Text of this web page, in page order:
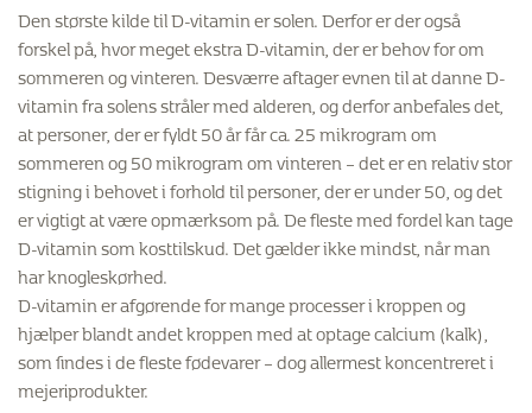
Den største kilde til D-vitamin er solen. Derfor er der også
forskel på, hvor meget ekstra D-vitamin, der er behov for om
sommeren og vinteren. Desværre aftager evnen til at danne D-
vitamin fra solens stråler med alderen, og derfor anbefales det,
at personer, der er fyldt 50 år får ca. 25 mikrogram om
sommeren og 50 mikrogram om vinteren – det er en relativ stor
stigning i behovet i forhold til personer, der er under 50, og det
er vigtigt at være opmærksom på. De fleste med fordel kan tage
D-vitamin som kosttilskud. Det gælder ikke mindst, når man
har knogleskørhed.
D-vitamin er afgørende for mange processer i kroppen og
hjælper blandt andet kroppen med at optage calcium (kalk),
som findes i de fleste fødevarer – dog allermest koncentreret i
mejeriprodukter.